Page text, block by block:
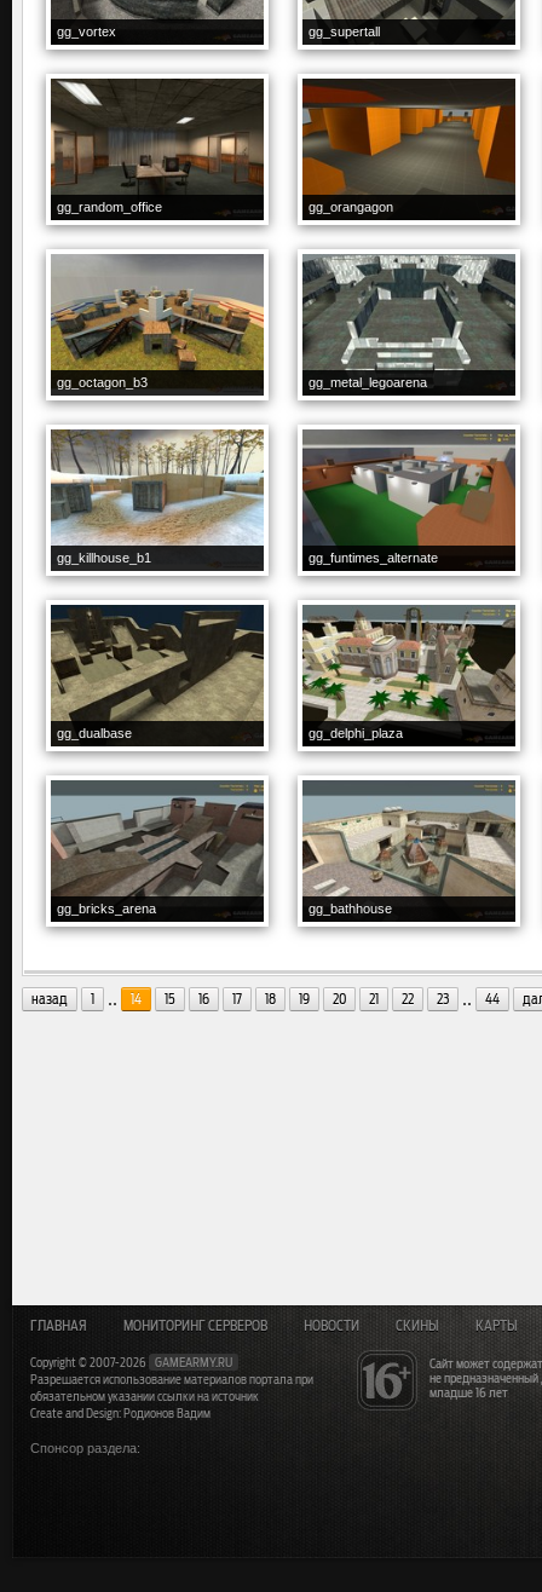
gg_vortex gg_supertall
gg_random_office gg_orangagon
gg_octagon_b3 gg_metal_legoarena
gg_killhouse_b1 gg_funtimes_alternate
gg_dualbase gg_delphi_plaza
gg_bricks_arena gg_bathhouse
назад 1 .. 14 15 16 17 18 19 20 21 22 23 .. 44
Сайт может
не
младше 16 лет
ГЛАВНАЯ МОНИТОРИНГ СЕРВЕРОВ НОВОСТИ СКИНЫ КАРТЫ
Copyright © 2007-2026
GAMEARMY.RU
Разрешается использование материалов портала при
обязательном указании ссылки на источник
Create and Design: Родионов Вадим
Спонсор раздела: